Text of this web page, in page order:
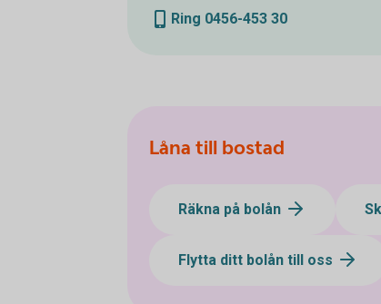
Ring 0456-453 30
Låna till bostad
Räkna på bolån
Flytta ditt bolån till oss